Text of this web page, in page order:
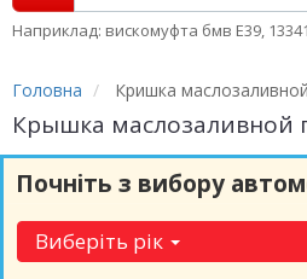
Наприклад: вискомуфта бмв Е39,
Головна Кришка
Крышка маслозаливной
Почніть з вибору
Виберіть рік